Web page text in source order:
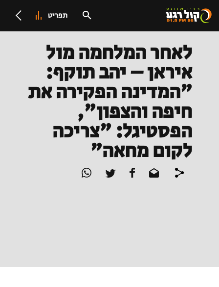
תפריט
לאחר המלחמה מול
איראן – יהב תוקף:
"המדינה הפקירה את
חיפה והצפון",
הפסטיגל: "צריכה
לקום מחאה"